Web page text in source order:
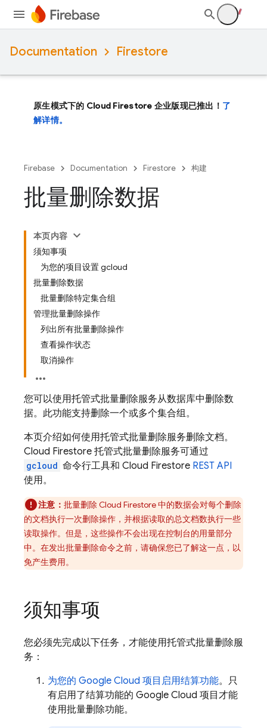
Documentation Firestore
原生模式下的 Cloud Firestore 企业版现已推出！ 了
解详情。
Firebase Documentation Firestore 构建
批量删除数据
本页内容
须知事项
为您的项目设置 gcloud
批量删除数据
批量删除特定集合组
管理批量删除操作
列出所有批量删除操作
查看操作状态
取消操作
您可以使用托管式批量删除服务从数据库中删除数
据。此功能支持删除一个或多个集合组。
本页介绍如何使用托管式批量删除服务删除文档。
Cloud Firestore 托管式批量删除服务可通过
gcloud 命令行工具和 Cloud Firestore REST API
使用。
注意： 批量删除 Cloud Firestore中的数据会对每个删除
的文档执行一次删除操作，并根据读取的总文档数执行一些
读取操作。但是，这些操作不会出现在控制台的用量部分
中。在发出批量删除命令之前，请确保您已了解这一点，以
免产生费用。
须知事项
您必须先完成以下任务，才能使用托管式批量删除服
务：
为您的 Google Cloud 项目启用结算功能。只
有启用了结算功能的 Google Cloud 项目才能
使用批量删除功能。